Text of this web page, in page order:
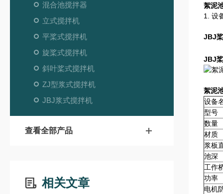
混合池搅拌器
立式搅拌机
平桨式搅拌机
旋桨式搅拌机
斜叶桨式搅拌机
ZJ型浆式搅拌机
JBJ浆式搅拌机
查看全部产品
相关文章
絮泥
1. 设
JBJ
JBJ
絮泥
设备
型号
数量
材质
浆板
池深
工作
功率
电机